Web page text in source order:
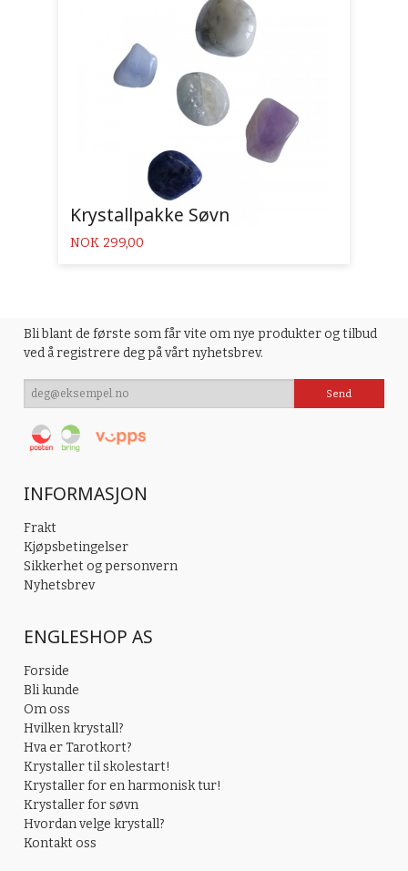
Krystallpakke Søvn
Pris
NOK 299,00
Bli blant de første som får vite om nye produkter og tilbud
ved å registrere deg på vårt nyhetsbrev.
INFORMASJON
Frakt
Kjøpsbetingelser
Sikkerhet og personvern
Nyhetsbrev
ENGLESHOP AS
Forside
Bli kunde
Om oss
Hvilken krystall?
Hva er Tarotkort?
Krystaller til skolestart!
Krystaller for en harmonisk tur!
Krystaller for søvn
Hvordan velge krystall?
Kontakt oss